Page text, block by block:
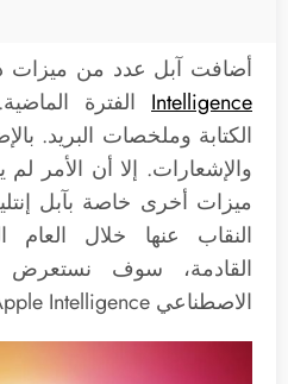
أضافت آبل عدد من ميزات
Intelligence الفترة
الكتابة وملخصات البريد.
والإشعارات. إلا أن الأمر لم
ميزات أخرى خاصة بآبل
النقاب عنها خلال العام
الاصطناعي Apple Intelligence قادمة في 2025.